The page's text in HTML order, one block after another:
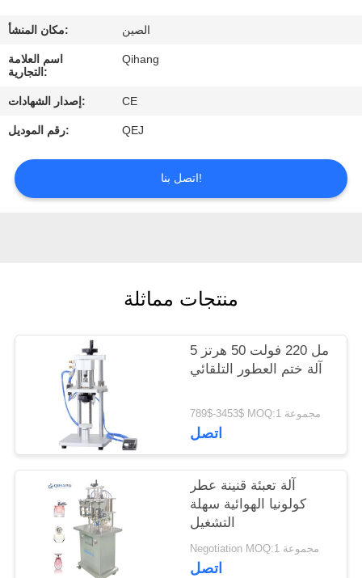
الجودة
اتصل
بنا
اطلب
اقتباس
مكان المنشأ: الصين
اسم العلامة
التجارية:
Qihang
إصدار الشهادات: CE
رقم الموديل: QEJ
اتصل بنا!
منتجات مماثلة
5 مل 220 فولت 50 هرتز
آلة ختم العطور التلقائي
789$-3453$ MOQ:1 مجموعة
اتصل
آلة تعبئة قنينة عطر
كولونيا الهوائية سهلة
التشغيل
Negotiation MOQ:1 مجموعة
اتصل